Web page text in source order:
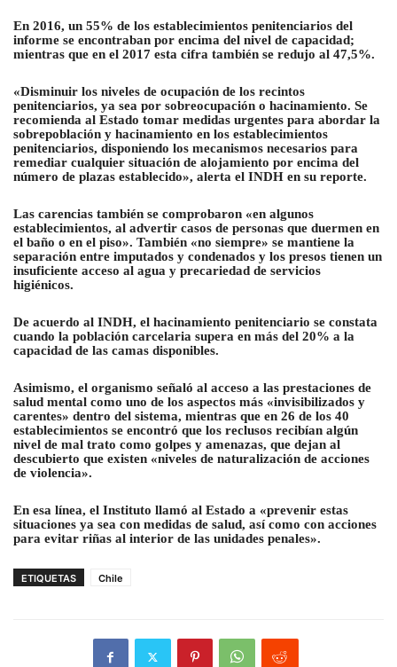
En 2016, un 55% de los establecimientos penitenciarios del
informe se encontraban por encima del nivel de capacidad;
mientras que en el 2017 esta cifra también se redujo al 47,5%.
«Disminuir los niveles de ocupación de los recintos
penitenciarios, ya sea por sobreocupación o hacinamiento. Se
recomienda al Estado tomar medidas urgentes para abordar la
sobrepoblación y hacinamiento en los establecimientos
penitenciarios, disponiendo los mecanismos necesarios para
remediar cualquier situación de alojamiento por encima del
número de plazas establecido», alerta el INDH en su reporte.
Las carencias también se comprobaron «en algunos
establecimientos, al advertir casos de personas que duermen en
el baño o en el piso». También «no siempre» se mantiene la
separación entre imputados y condenados y los presos tienen un
insuficiente acceso al agua y precariedad de servicios
higiénicos.
De acuerdo al INDH, el hacinamiento penitenciario se constata
cuando la población carcelaria supera en más del 20% a la
capacidad de las camas disponibles.
Asimismo, el organismo señaló al acceso a las prestaciones de
salud mental como uno de los aspectos más «invisibilizados y
carentes» dentro del sistema, mientras que en 26 de los 40
establecimientos se encontró que los reclusos recibían algún
nivel de mal trato como golpes y amenazas, que dejan al
descubierto que existen «niveles de naturalización de acciones
de violencia».
En esa línea, el Instituto llamó al Estado a «prevenir estas
situaciones ya sea con medidas de salud, así como con acciones
para evitar riñas al interior de las unidades penales».
ETIQUETAS Chile